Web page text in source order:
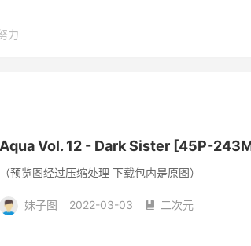
力
Aqua Vol. 12 - Dark Sister [45P-
（预览图经过压缩处理 下载包内是原图）
妹子图 2022-03-03  二次元